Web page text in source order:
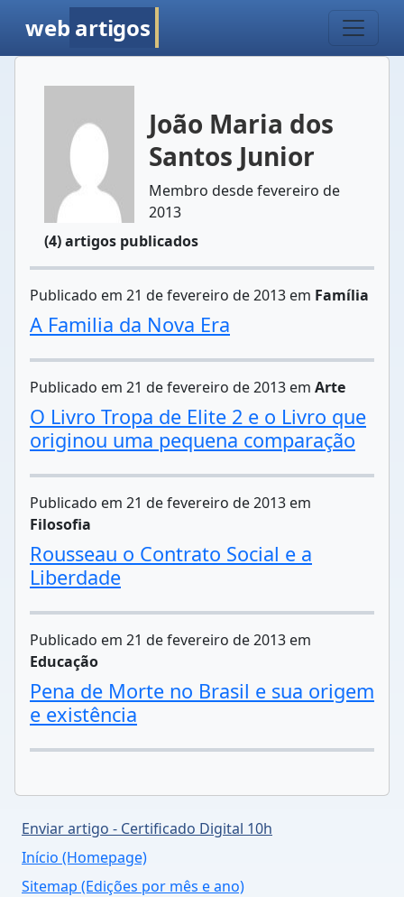
web artigos
João Maria dos
Santos Junior
Membro desde fevereiro de
2013
(4) artigos publicados
Publicado em 21 de fevereiro de 2013 em Família
A Familia da Nova Era
Publicado em 21 de fevereiro de 2013 em Arte
O Livro Tropa de Elite 2 e o Livro que
originou uma pequena comparação
Publicado em 21 de fevereiro de 2013 em
Filosofia
Rousseau o Contrato Social e a
Liberdade
Publicado em 21 de fevereiro de 2013 em
Educação
Pena de Morte no Brasil e sua origem
e existência
Enviar artigo - Certificado Digital 10h
Início (Homepage)
Sitemap (Edições por mês e ano)